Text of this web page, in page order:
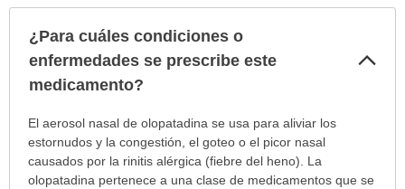
¿Para cuáles condiciones o
enfermedades se prescribe este
medicamento?
¿Para
cuáles
condiciones
El aerosol nasal de olopatadina se usa para aliviar los
estornudos y la congestión, el goteo o el picor nasal
causados por la rinitis alérgica (fiebre del heno). La
olopatadina pertenece a una clase de medicamentos que se